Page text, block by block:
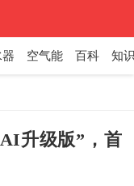
空气能 百科 知
升级版”，首